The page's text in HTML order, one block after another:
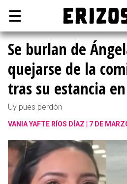
☰
Se burlan de
quejarse de la
tras su estancia
Uy pues perdón
VANIA YAFTE RÍOS DÍAZ 7 DE